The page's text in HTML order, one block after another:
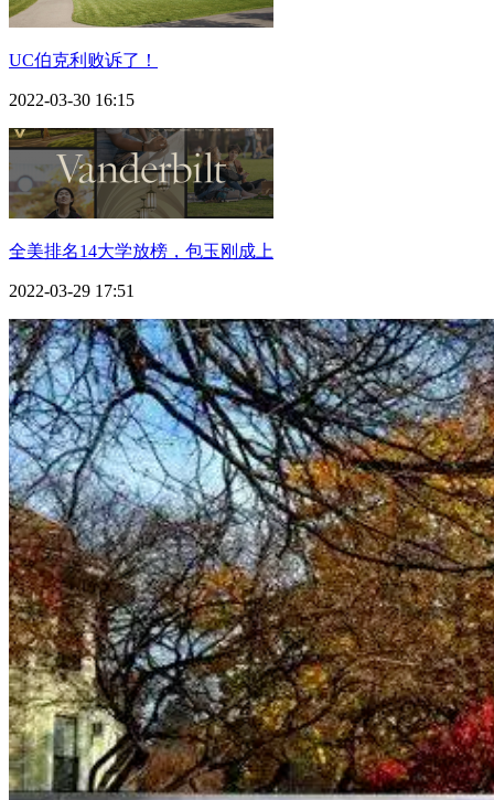
UC伯克利败诉了！
2022-03-30 16:15
全美排名14大学放榜，包玉刚成上
2022-03-29 17:51